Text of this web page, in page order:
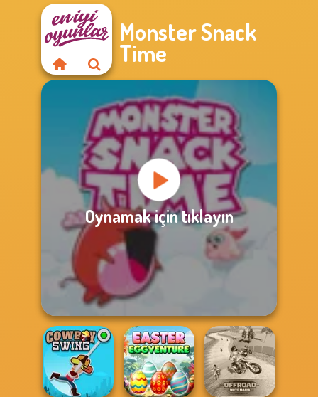
Monster Snack
Time
Oynamak için tıklayın